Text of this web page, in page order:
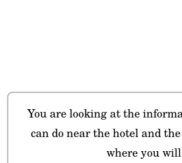
You are looking at the
can do near the hotel and
where you